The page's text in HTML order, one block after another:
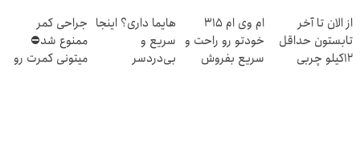
از الان تا آخر
تابستون حداقل
12کیلو چربی
ام وی ام 315
خودتو رو راحت و
سریع بفروش
هایما داری؟ اینجا
سریع و
بی‌دردسر
جراحی کمر
ممنوع شد⛔
میتونی کمرت رو